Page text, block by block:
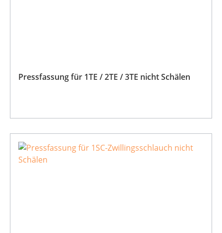
Pressfassung für 1TE / 2TE / 3TE nicht Schälen